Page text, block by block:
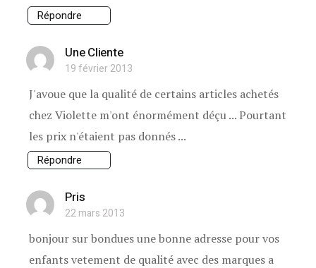
Répondre
Une Cliente
19 février 2013
J'avoue que la qualité de certains articles achetés
chez Violette m'ont énormément déçu ... Pourtant
les prix n'étaient pas donnés ...
Répondre
Pris
22 mars 2013
bonjour sur bondues une bonne adresse pour vos
enfants vetement de qualité avec des marques a